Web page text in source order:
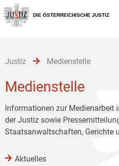
Zur
Hauptnavigation
[1]
Zum
Inhalt
[2]
Zum
Untermenü
[3]
DIE ÖSTERREICHISCHE JUSTIZ
Justiz Medienstelle
Medienstelle
Informationen zur Medienarbeit
der Justiz sowie
Staatsanwaltschaften, Gerichte
Aktuelles